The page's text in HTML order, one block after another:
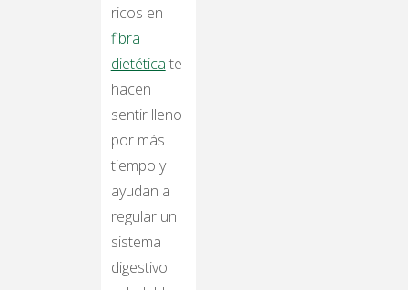
ricos en
fibra
dietética te
hacen
sentir lleno
por más
tiempo y
ayudan a
regular un
sistema
digestivo